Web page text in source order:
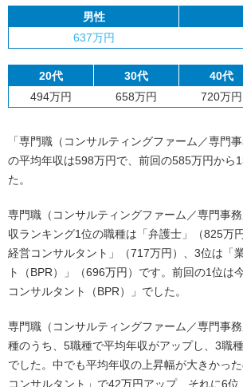
男性
637万円
20代 30代 40代
494万円
658万円 720万円
「専門職（コンサルティングファーム／専門
の平均年収は598万円で、前回の585万円から
た。
専門職（コンサルティングファーム／専門事
収ランキング1位の職種は「弁護士」（825万
経営コンサルタント」（717万円）、3位は「
ト（BPR）」（696万円）です。前回の1位は
コンサルタント（BPR）」でした。
専門職（コンサルティングファーム／専門事
種のうち、5職種で平均年収がアップし、3職
でした。中でも平均年収の上昇幅が大きかっ
コンサルタント」で42万円アップ、それに6